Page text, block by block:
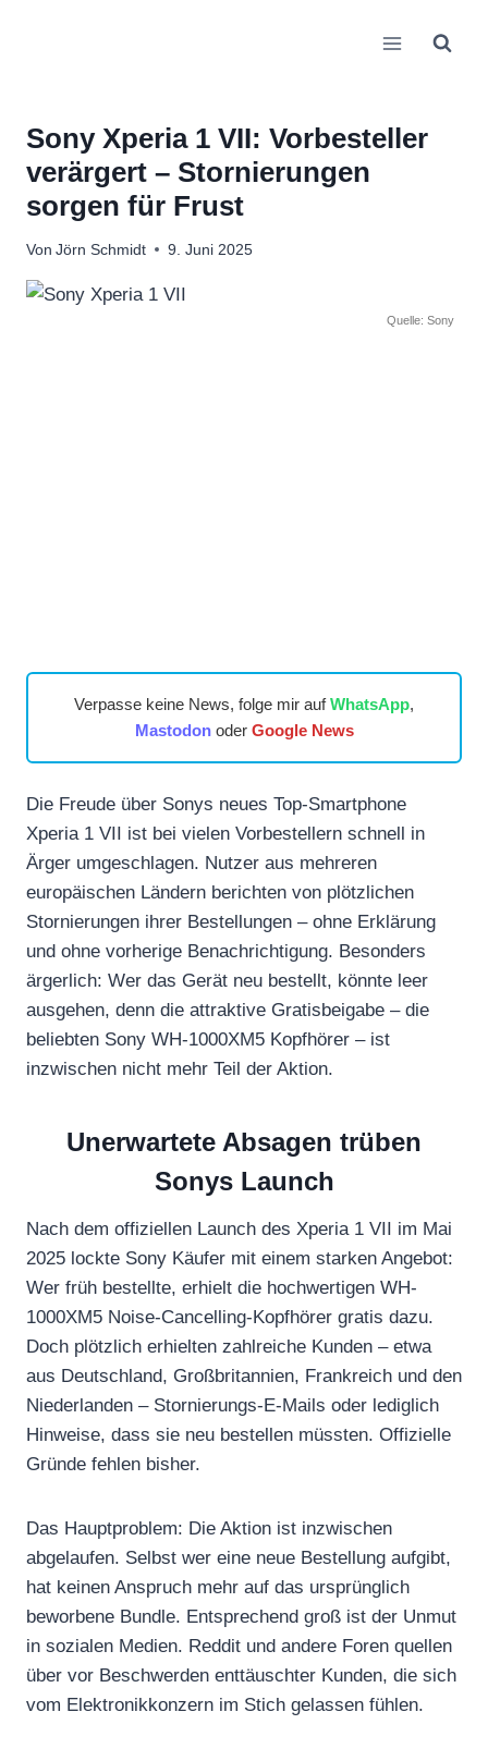
Sony Xperia 1 VII: Vorbesteller
verärgert – Stornierungen
sorgen für Frust
Von Jörn Schmidt 9. Juni 2025
Quelle: Sony
Verpasse keine News, folge mir aufWhatsApp,
Mastodonoder Google News
Die Freude über Sonys neues Top-Smartphone
Xperia 1 VII ist bei vielen Vorbestellern schnell in
Ärger umgeschlagen. Nutzer aus mehreren
europäischen Ländern berichten von plötzlichen
Stornierungen ihrer Bestellungen – ohne Erklärung
und ohne vorherige Benachrichtigung. Besonders
ärgerlich: Wer das Gerät neu bestellt, könnte leer
ausgehen, denn die attraktive Gratisbeigabe – die
beliebten Sony WH-1000XM5 Kopfhörer – ist
inzwischen nicht mehr Teil der Aktion.
Unerwartete Absagen trüben
Sonys Launch
Nach dem offiziellen Launch des Xperia 1 VII im Mai
2025 lockte Sony Käufer mit einem starken Angebot:
Wer früh bestellte, erhielt die hochwertigen WH-
1000XM5 Noise-Cancelling-Kopfhörer gratis dazu.
Doch plötzlich erhielten zahlreiche Kunden – etwa
aus Deutschland, Großbritannien, Frankreich und den
Niederlanden – Stornierungs-E-Mails oder lediglich
Hinweise, dass sie neu bestellen müssten. Offizielle
Gründe fehlen bisher.
Das Hauptproblem: Die Aktion ist inzwischen
abgelaufen. Selbst wer eine neue Bestellung aufgibt,
hat keinen Anspruch mehr auf das ursprünglich
beworbene Bundle. Entsprechend groß ist der Unmut
in sozialen Medien. Reddit und andere Foren quellen
über vor Beschwerden enttäuschter Kunden, die sich
vom Elektronikkonzern im Stich gelassen fühlen.